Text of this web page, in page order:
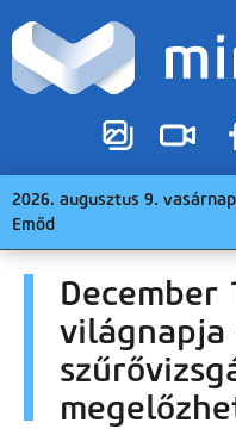
2026. augusztus 9. vasárnap |
Emőd
December
világnapja